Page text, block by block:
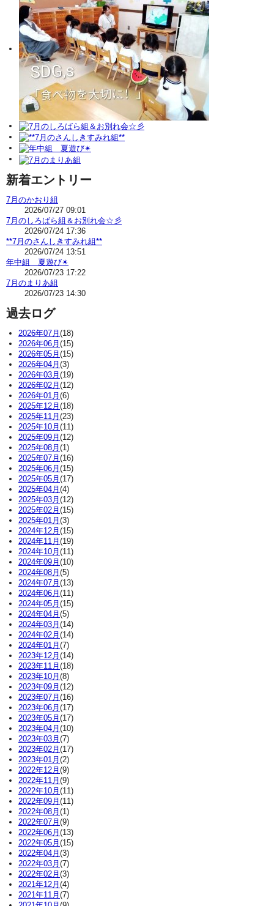
新着エントリー
7月のかおり組
2026/07/27 09:01
7月のしろばら組＆お別れ会☆彡
2026/07/24 17:36
**7月のさんしきすみれ組**
2026/07/24 13:51
年中組 夏遊び✴
2026/07/23 17:22
7月のまりあ組
2026/07/23 14:30
過去ログ
2026年07月(18)
2026年06月(15)
2026年05月(15)
2026年04月(3)
2026年03月(19)
2026年02月(12)
2026年01月(6)
2025年12月(18)
2025年11月(23)
2025年10月(11)
2025年09月(12)
2025年08月(1)
2025年07月(16)
2025年06月(15)
2025年05月(17)
2025年04月(4)
2025年03月(12)
2025年02月(15)
2025年01月(3)
2024年12月(15)
2024年11月(19)
2024年10月(11)
2024年09月(10)
2024年08月(5)
2024年07月(13)
2024年06月(11)
2024年05月(15)
2024年04月(5)
2024年03月(14)
2024年02月(14)
2024年01月(7)
2023年12月(14)
2023年11月(18)
2023年10月(8)
2023年09月(12)
2023年07月(16)
2023年06月(17)
2023年05月(17)
2023年04月(10)
2023年03月(7)
2023年02月(17)
2023年01月(2)
2022年12月(9)
2022年11月(9)
2022年10月(11)
2022年09月(11)
2022年08月(1)
2022年07月(9)
2022年06月(13)
2022年05月(15)
2022年04月(3)
2022年03月(7)
2022年02月(3)
2021年12月(4)
2021年11月(7)